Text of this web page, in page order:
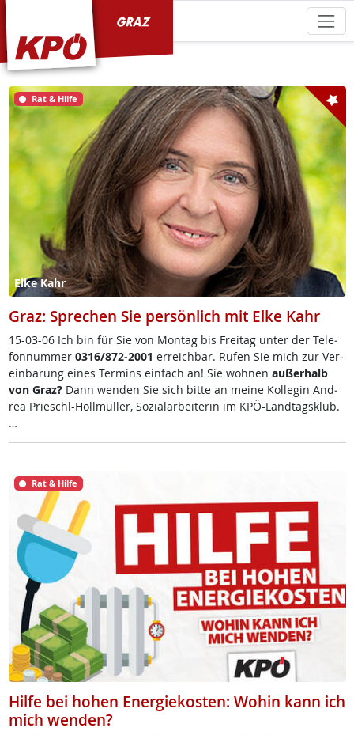
Rat & Hilfe
Elke Kahr
Graz: Sprechen Sie persönlich mit Elke Kahr
15-03-06 Ich bin für Sie von Mon­tag bis Frei­tag un­ter der Te­le­
fon­num­mer 0316/872-2001 er­reich­bar. Ru­fen Sie mich zur Ve­r­
ein­ba­rung ei­nes Ter­mins ein­fach an! Sie woh­nen au­ßer­halb
von Graz?Dann wen­den Sie sich bit­te an mei­ne Kol­le­gin And­
rea Prie­schl-Höll­mül­ler, So­zial­ar­bei­te­rin im KPÖ-Land­tags­klub.
…
Rat & Hilfe
Hilfe bei hohen Energiekosten: Wohin kann ich
mich wenden?